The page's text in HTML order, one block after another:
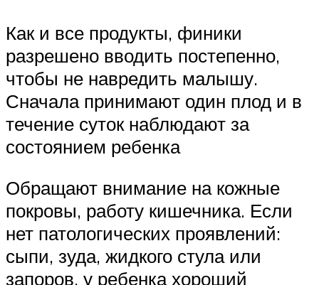
Как и все продукты, финики
разрешено вводить постепенно,
чтобы не навредить малышу.
Сначала принимают один плод и в
течение суток наблюдают за
состоянием ребенка
Обращают внимание на кожные
покровы, работу кишечника. Если
нет патологических проявлений:
сыпи, зуда, жидкого стула или
запоров, у ребенка хороший